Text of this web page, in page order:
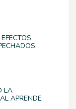
LA
APRENDE